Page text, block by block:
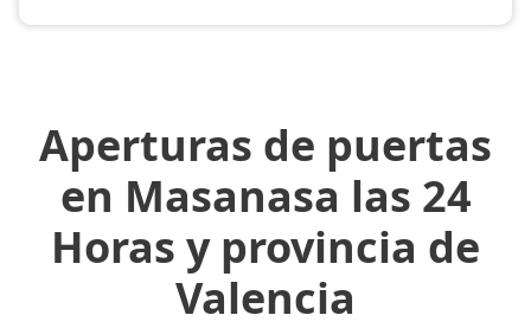
Aperturas de puertas
en Masanasa las 24
Horas y provincia de
Valencia